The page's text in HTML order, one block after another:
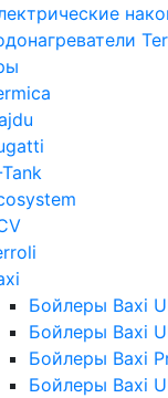
Бойлеры Baxi
Бойлеры Baxi
Бойлеры Baxi
Бойлеры Baxi